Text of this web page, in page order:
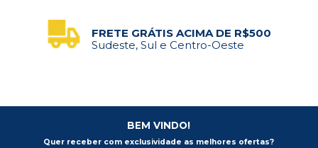
FRETE GRÁTIS ACIMA DE R$500
Sudeste, Sul e Centro-Oeste
BEM VINDO!
Quer receber com exclusividade as melhores ofertas?